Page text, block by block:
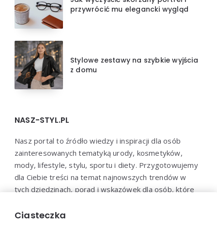
przywrócić mu elegancki wygląd
Stylowe zestawy na szybkie wyjścia
z domu
NASZ-STYL.PL
Nasz portal to źródło wiedzy i inspiracji dla osób
zainteresowanych tematyką urody, kosmetyków,
mody, lifestyle, stylu, sportu i diety. Przygotowujemy
dla Ciebie treści na temat najnowszych trendów w
tych dziedzinach, porad i wskazówek dla osób, które
Dołącz do naszej społeczności i bądź na bieżąco z
Ciasteczka